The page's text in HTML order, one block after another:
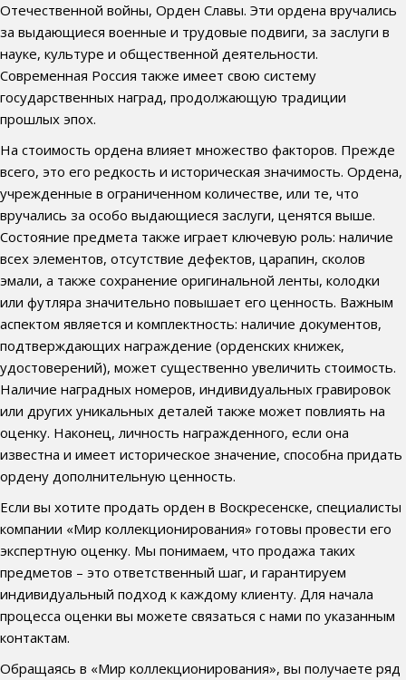
Отечественной войны, Орден Славы. Эти ордена вручались
за выдающиеся военные и трудовые подвиги, за заслуги в
науке, культуре и общественной деятельности.
Современная Россия также имеет свою систему
государственных наград, продолжающую традиции
прошлых эпох.
На стоимость ордена влияет множество факторов. Прежде
всего, это его редкость и историческая значимость. Ордена,
учрежденные в ограниченном количестве, или те, что
вручались за особо выдающиеся заслуги, ценятся выше.
Состояние предмета также играет ключевую роль: наличие
всех элементов, отсутствие дефектов, царапин, сколов
эмали, а также сохранение оригинальной ленты, колодки
или футляра значительно повышает его ценность. Важным
аспектом является и комплектность: наличие документов,
подтверждающих награждение (орденских книжек,
удостоверений), может существенно увеличить стоимость.
Наличие наградных номеров, индивидуальных гравировок
или других уникальных деталей также может повлиять на
оценку. Наконец, личность награжденного, если она
известна и имеет историческое значение, способна придать
ордену дополнительную ценность.
Если вы хотите продать орден в Воскресенске, специалисты
компании «Мир коллекционирования» готовы провести его
экспертную оценку. Мы понимаем, что продажа таких
предметов – это ответственный шаг, и гарантируем
индивидуальный подход к каждому клиенту. Для начала
процесса оценки вы можете связаться с нами по указанным
контактам.
Обращаясь в «Мир коллекционирования», вы получаете ряд